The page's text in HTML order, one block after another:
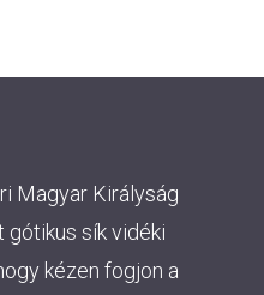
Magyar Királyság
gótikus sík vidéki
kézen fogjon a